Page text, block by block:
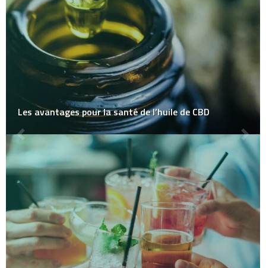
Les avantages pour la santé de l’huile de CBD